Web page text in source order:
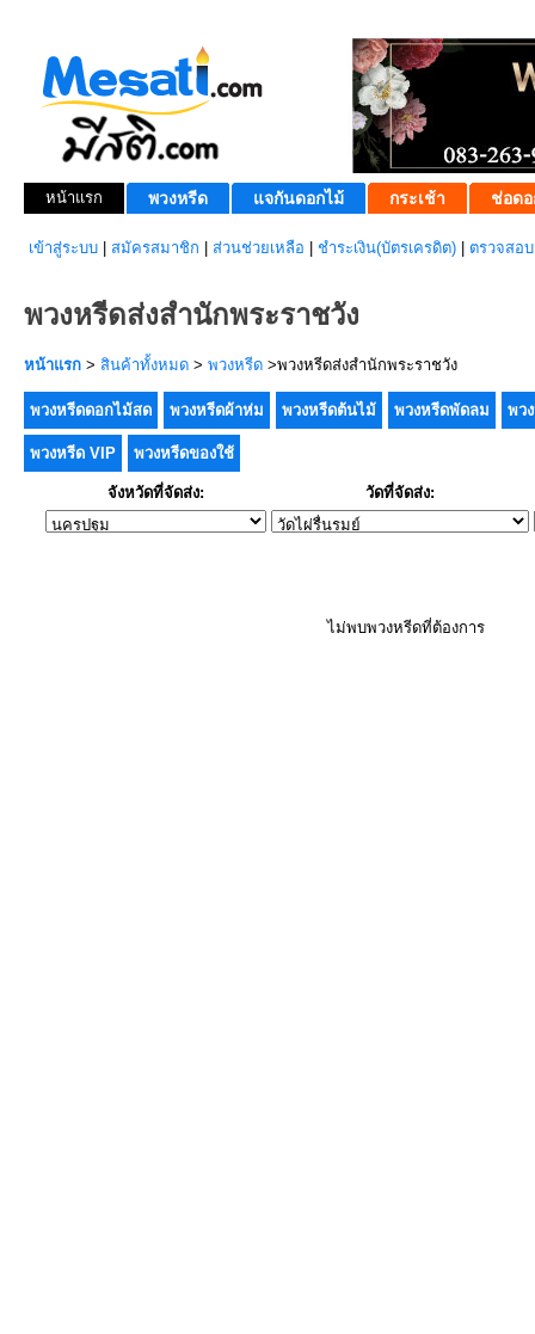
หน้าแรก พวงหรีด แจกันดอกไม้ กระเช้า ช่อดอ
เข้าสู่ระบบ สมัครสมาชิก ส่วนช่วยเหลือ ชำระเงิน(บัตรเครดิต) ตรวจสอ
พวงหรีดส่งสำนักพระราชวัง
หน้าแรก > สินค้าทั้งหมด > พวงหรีด >พวงหรีดส่งสำนักพระราชวัง
พวงหรีดดอกไม้สด พวงหรีดผ้าห่ม พวงหรีดต้นไม้ พวงหรีดพัดลม พว
พวงหรีด VIP พวงหรีดของใช้
จังหวัดที่จัดส่ง: วัดที่จัดส่ง:
ไม่พบพวงหรีดที่ต้องการ